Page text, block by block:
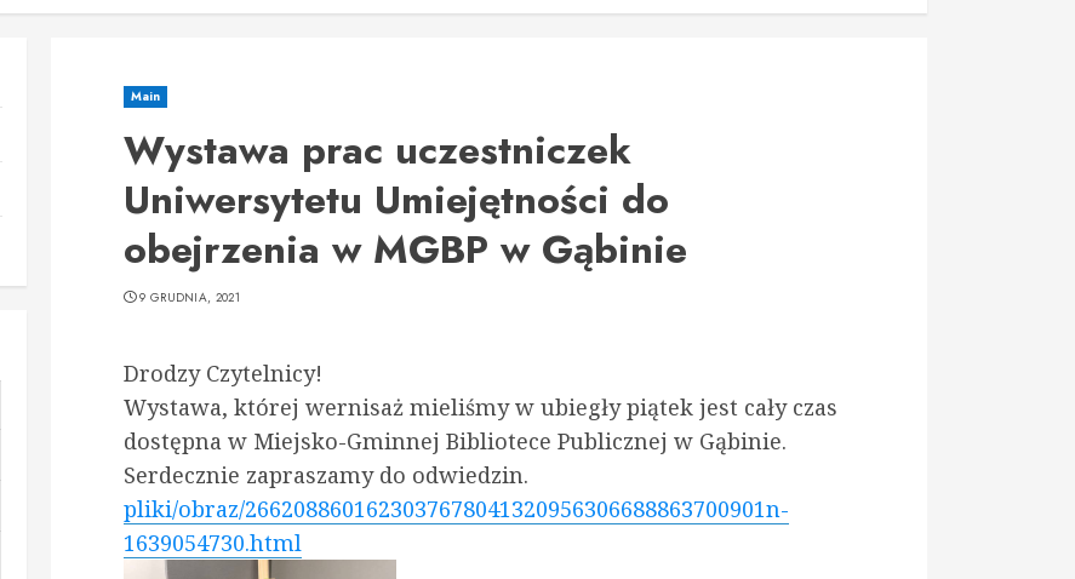
Main
Wystawa prac uczestniczek
Uniwersytetu Umiejętności do
obejrzenia w MGBP w Gąbinie
9 GRUDNIA, 2021
Drodzy Czytelnicy!
Wystawa, której wernisaż mieliśmy w ubiegły piątek jest cały czas
dostępna w Miejsko-Gminnej Bibliotece Publicznej w Gąbinie.
Serdecznie zapraszamy do odwiedzin.
pliki/obraz/2662088601623037678041320956306688863700901n-
1639054730.html